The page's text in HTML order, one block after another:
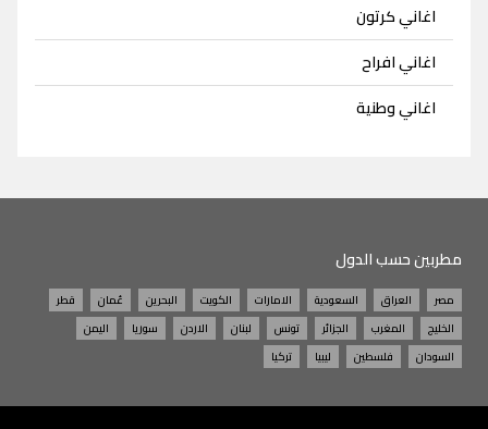
اغاني كرتون
اغاني افراح
اغاني وطنية
مطربين حسب الدول
مصر العراق السعودية الامارات الكويت البحرين عُمان
قطر
الخليج
المغرب الجزائر تونس لبنان الاردن سوريا
اليمن
السودان
فلسطين ليبيا تركيا